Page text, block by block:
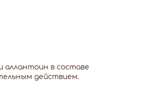
аллантоин в составе
действием.